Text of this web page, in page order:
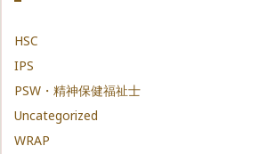
HSC
IPS
PSW・精神保健福祉士
Uncategorized
WRAP